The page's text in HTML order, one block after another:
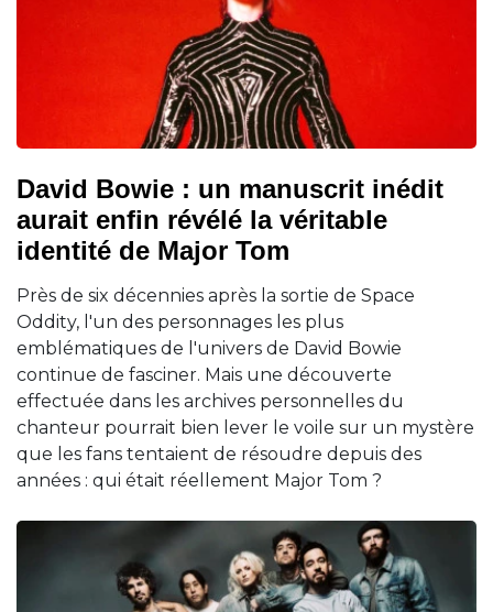
David Bowie : un manuscrit inédit
aurait enfin révélé la véritable
identité de Major Tom
Près de six décennies après la sortie de Space
Oddity, l'un des personnages les plus
emblématiques de l'univers de David Bowie
continue de fasciner. Mais une découverte
effectuée dans les archives personnelles du
chanteur pourrait bien lever le voile sur un mystère
que les fans tentaient de résoudre depuis des
années : qui était réellement Major Tom ?